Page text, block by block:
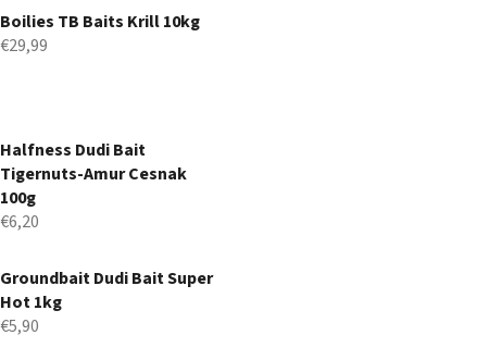
Boilies TB Baits Krill 10kg
€29,99
Halfness Dudi Bait
Tigernuts-Amur Cesnak
100g
€6,20
Groundbait Dudi Bait Super
Hot 1kg
€5,90